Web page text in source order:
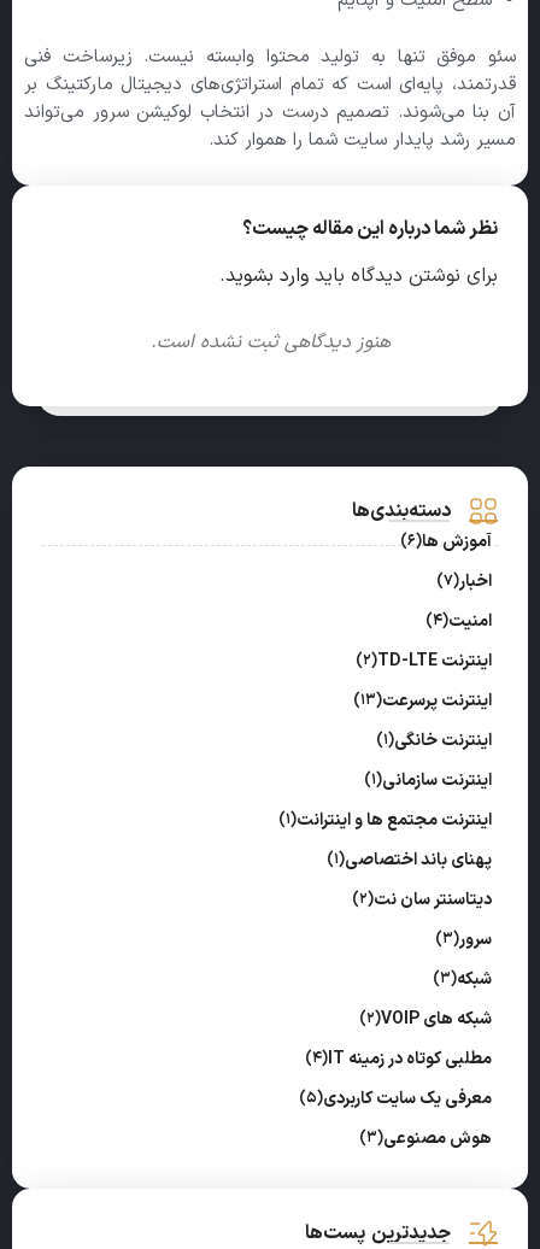
سئو موفق تنها به تولید محتوا وابسته نیست. زیرساخت فنی
قدرتمند، پایه‌ای است که تمام استراتژی‌های دیجیتال مارکتینگ بر
آن بنا می‌شوند. تصمیم درست در انتخاب لوکیشن سرور می‌تواند
مسیر رشد پایدار سایت شما را هموار کند.
نظر شما درباره این مقاله چیست؟
برای نوشتن دیدگاه باید وارد بشوید.
هنوز دیدگاهی ثبت نشده است.
دسته‌بندی‌ها
آموزش ها(6)
اخبار(7)
امنیت(4)
اینترنت TD-LTE (2)
اینترنت پرسرعت(13)
اینترنت خانگی(1)
اینترنت سازمانی(1)
اینترنت مجتمع ها و اینترانت(1)
پهنای باند اختصاصی(1)
دیتاسنتر سان نت(2)
سرور(3)
شبکه(3)
شبکه های VOIP (2)
مطلبی کوتاه در زمینه IT (4)
معرفی یک سایت کاربردی(5)
هوش مصنوعی(3)
جدیدترین پست‌ها